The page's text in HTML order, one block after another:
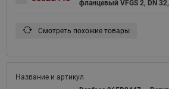
фланцевый VFGS 2, DN
Смотреть похожие товары